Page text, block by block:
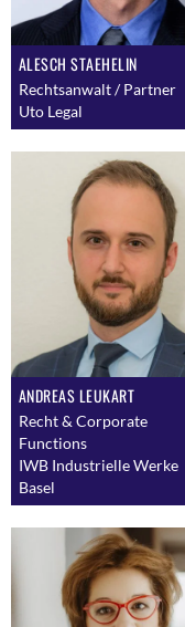
ALESCH STAEHELIN
Rechtsanwalt / Partner
Uto Legal
ANDREAS LEUKART
Recht & Corporate
Functions
IWB Industrielle Werke
Basel